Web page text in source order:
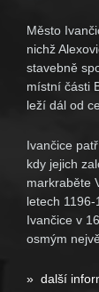
Město
nichž
stavebně
místní části
leží dál od
Ivančice
kdy jejich
markraběte
letech
Ivančice v
osmým
» další